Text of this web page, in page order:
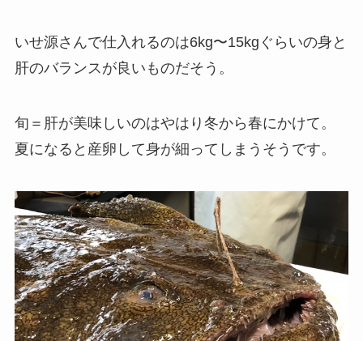
いせ源さんで仕入れるのは6kg〜15kgぐらいの身と
肝のバランスが良いものだそう。
旬＝肝が美味しいのはやはり冬から春にかけて。
夏になると産卵して身が細ってしまうそうです。